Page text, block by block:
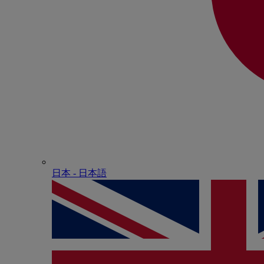
日本 - ⽇本語